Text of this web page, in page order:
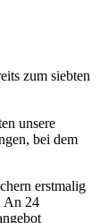
zum siebten
unsere
bei dem
erstmalig
An 24